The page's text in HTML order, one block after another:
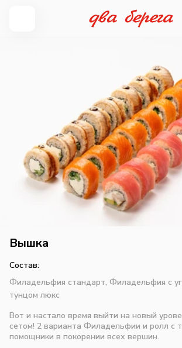
Вышка
Состав:
Филадельфия стандарт, Филадельфия с
тунцом люкс
Вот и настало время выйти на новый
сетом! 2 варианта Филадельфии и ролл с
помощники в покорении всех вершин.